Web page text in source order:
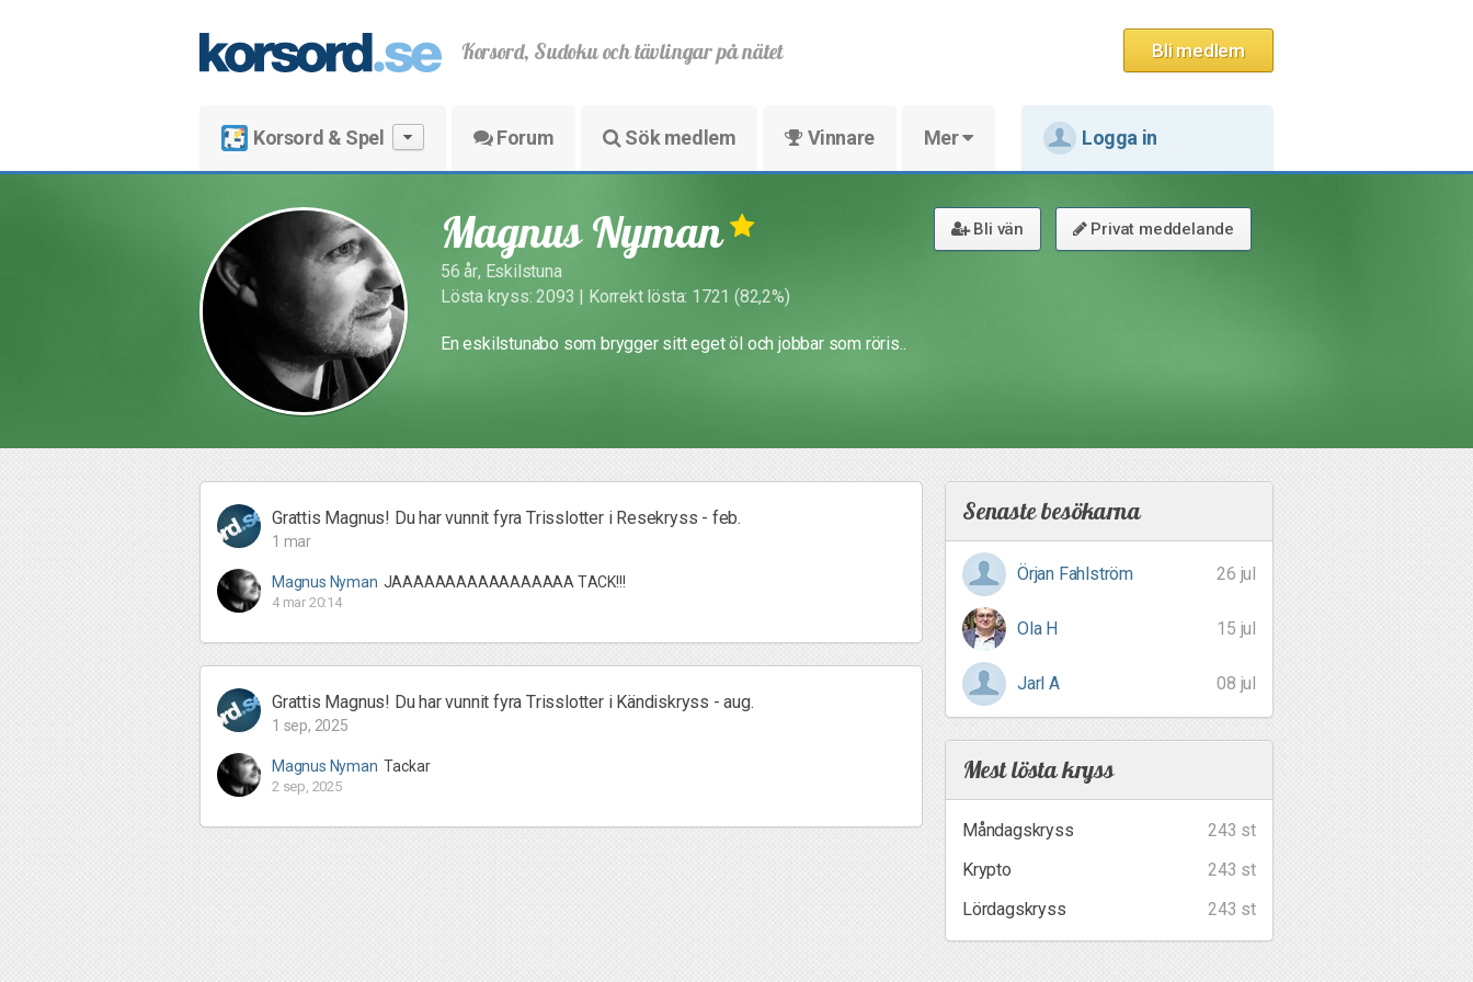
Bli medlem
Korsord, Sudoku och tävlingar på nätet
Korsord & Spel Forum Sök medlem Vinnare Mer Logga in
Magnus Nyman
56 år, Eskilstuna
Lösta kryss: 2093 | Korrekt lösta: 1721 (82,2%)
En eskilstunabo som brygger sitt eget öl och jobbar som röris..
Bli vän Privat meddelande
Grattis Magnus! Du har vunnit fyra Trisslotter i Resekryss - feb.
1 mar
Magnus Nyman JAAAAAAAAAAAAAAAAA TACK!!!
4 mar 20:14
Grattis Magnus! Du har vunnit fyra Trisslotter i Kändiskryss - aug.
1 sep, 2025
Magnus Nyman Tackar
2 sep, 2025
Senaste besökarna
Örjan Fahlström 26 jul
Ola H 15 jul
Jarl A 08 jul
Mest lösta kryss
Måndagskryss
243 st
Krypto
243 st
Lördagskryss
243 st